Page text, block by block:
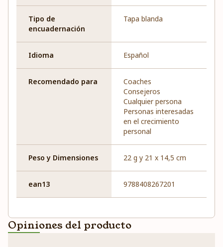
Tipo de
encuadernación
Tapa blanda
Idioma Español
Recomendado para
Coaches
Consejeros
Cualquier persona
Personas interesadas
en el crecimiento
personal
Peso y Dimensiones 22 g y 21 x 14,5 cm
ean13 9788408267201
Opiniones del producto